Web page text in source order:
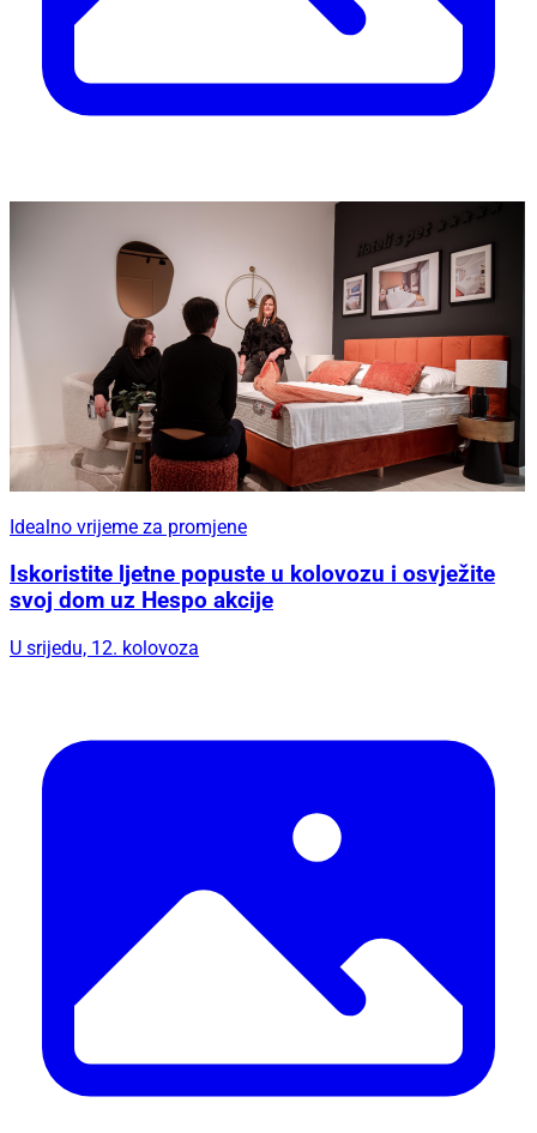
Idealno vrijeme za promjene
Iskoristite ljetne popuste u kolovozu i osvježite
svoj dom uz Hespo akcije
U srijedu, 12. kolovoza